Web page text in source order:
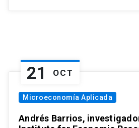
21 OCT
Microeconomía Aplicada
Andrés Barrios,